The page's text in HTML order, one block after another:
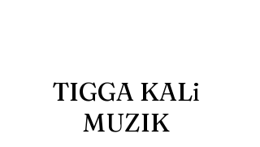
TIGGA KALi
MUZIK